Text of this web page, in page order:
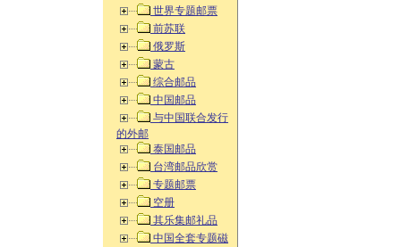
世界专题邮票
前苏联
俄罗斯
蒙古
综合邮品
中国邮品
与中国联合发行
的外邮
泰国邮品
台湾邮品欣赏
专题邮票
空册
其乐集邮礼品
中国全套专题磁